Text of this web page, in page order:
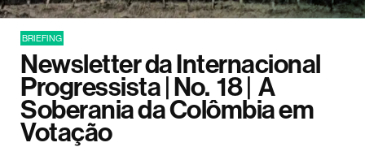
BRIEFING
Newsletter da Internacional
Progressista | No. 18 | A
Soberania da Colômbia em
Votação